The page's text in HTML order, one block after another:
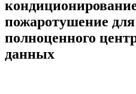
пожаротушение
полноценного
данных